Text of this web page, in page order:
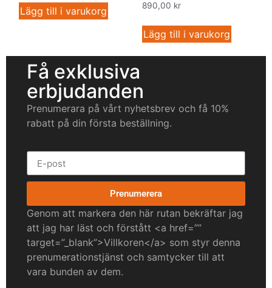
Lägg till i varukorg 890,00 kr
Lägg till i varukorg
Få exklusiva
erbjudanden
Prenumerara på vårt nyhetsbrev och få 10%
rabatt på din första beställning.
Prenumerera
Genom att markera den här rutan bekräftar jag
att jag har läst och förstått <a href=””
target=”_blank”>Villkoren</a> som styr denna
prenumerationstjänst och samtycker till att
vara bunden av dem.